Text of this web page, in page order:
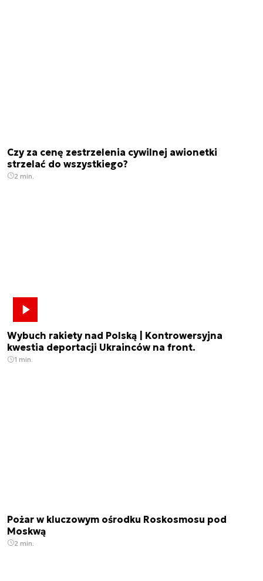
Czy za cenę zestrzelenia cywilnej awionetki
strzelać do wszystkiego?
2 min.
Wybuch rakiety nad Polską | Kontrowersyjna
kwestia deportacji Ukrainców na front.
1 min.
Pożar w kluczowym ośrodku Roskosmosu pod
Moskwą
2 min.